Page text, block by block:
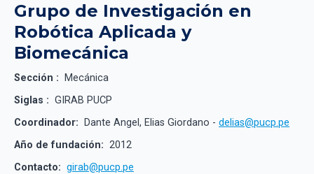
Grupo de Investigación en
Robótica Aplicada y
Biomecánica
Sección :
Mecánica
Siglas : GIRAB PUCP
Coordinador:
Dante Angel, Elias Giordano - delias@pucp.pe
Año de fundación: 2012
Contacto: girab@pucp.pe